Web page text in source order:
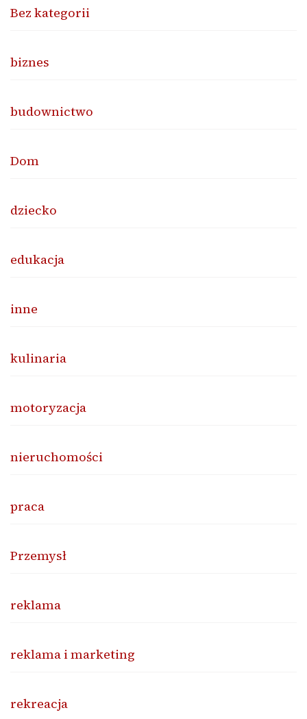
Bez kategorii
biznes
budownictwo
Dom
dziecko
edukacja
inne
kulinaria
motoryzacja
nieruchomości
praca
Przemysł
reklama
reklama i marketing
rekreacja